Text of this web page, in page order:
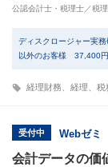
公認会計士・税理士／税
ディスクロージャー実
以外のお客様 37,400円
経理財務 経理 税
受付中 Webゼミ
会計データの価